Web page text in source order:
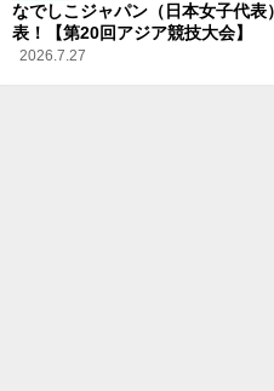
なでしこジャパン（日本女子代表
表！【第20回アジア競技大会】
2026.7.27